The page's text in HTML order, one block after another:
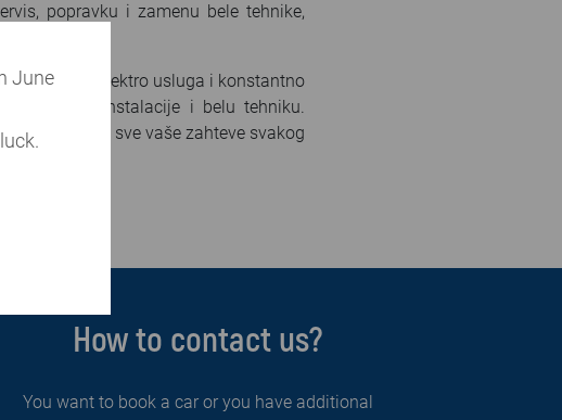
popravku i zamenu bele tehnike,
u oblasti elektro usluga i konstantno
na elektro instalacije i belu tehniku.
na sve vaše zahteve svakog
How to contact us?
You want to book a car or you have additional
June